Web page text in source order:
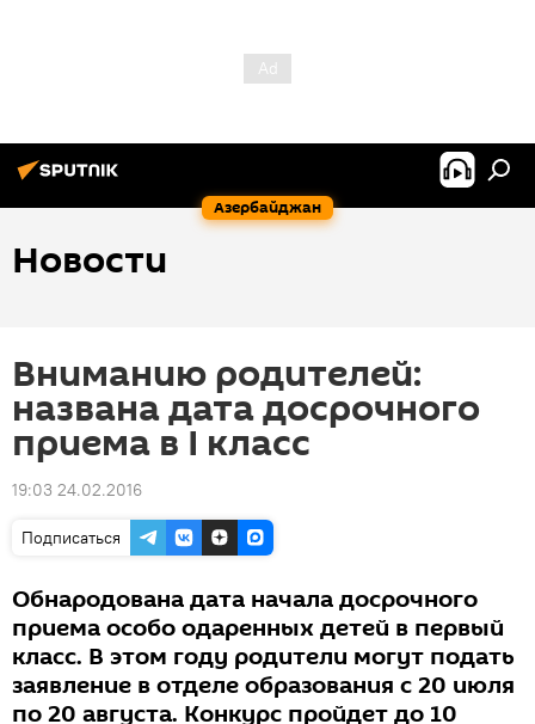
Азербайджан
Новости
Вниманию родителей:
названа дата досрочного
приема в I класс
19:03 24.02.2016
Подписаться
Обнародована дата начала досрочного
приема особо одаренных детей в первый
класс. В этом году родители могут подать
заявление в отделе образования с 20 июля
по 20 августа. Конкурс пройдет до 10